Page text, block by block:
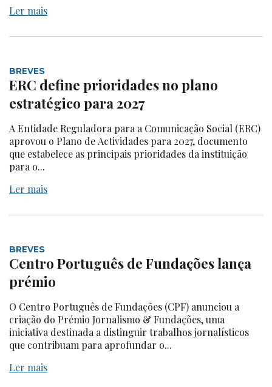
Ler mais
BREVES
ERC define prioridades no plano
estratégico para 2027
A Entidade Reguladora para a Comunicação Social (ERC)
aprovou o Plano de Actividades para 2027, documento
que estabelece as principais prioridades da instituição
para o...
Ler mais
BREVES
Centro Português de Fundações lança
prémio
O Centro Português de Fundações (CPF) anunciou a
criação do Prémio Jornalismo & Fundações, uma
iniciativa destinada a distinguir trabalhos jornalísticos
que contribuam para aprofundar o...
Ler mais